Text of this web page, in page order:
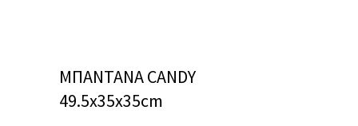
MΠΑΝΤΑΝΑ CANDY
49.5x35x35cm